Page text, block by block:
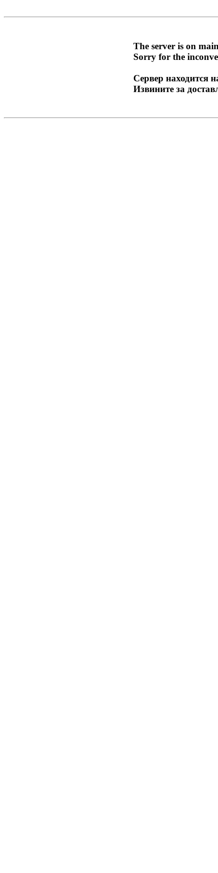
The server is on
Sorry for the
Сервер находится
Извините за